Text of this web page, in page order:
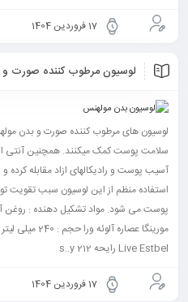
17 فروردین 1404
لوسیون مرطوب کننده صورت و بدن
لوسیون های مرطوب کننده صورت و بدن
سلامت پوست کمک میکنند. همچنین آنتی
آسیب پوست و رادیکالهای ازاد مقابله کرده
استفاده منظم از این لوسیون سبب تقویت
پوست می شود. مواد تشکیل دهنده : روغن
Live Estbel رایحه s..y 212
17 فروردین 1404